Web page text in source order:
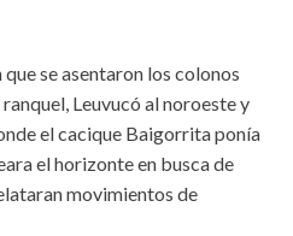
se asentaron los colonos
Leuvucó al noroeste y
el cacique Baigorrita ponía
el horizonte en busca de
movimientos de